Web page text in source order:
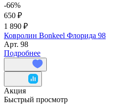
-66%
650 ₽
1 890 ₽
Ковролин Bonkeel Флорида 98
Арт. 98
Подробнее
Акция
Быстрый просмотр